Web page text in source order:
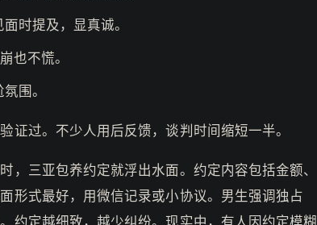
时提及，显真诚。
也不慌。
围。
证过。不少人用后反馈，谈判时间缩短一半。
，三亚包养约定就浮出水面。约定内容包括金额、
形式最好，用微信记录或小协议。男生强调独占